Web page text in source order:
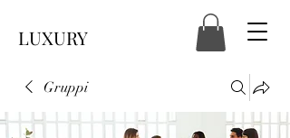
LUXURY
Gruppi